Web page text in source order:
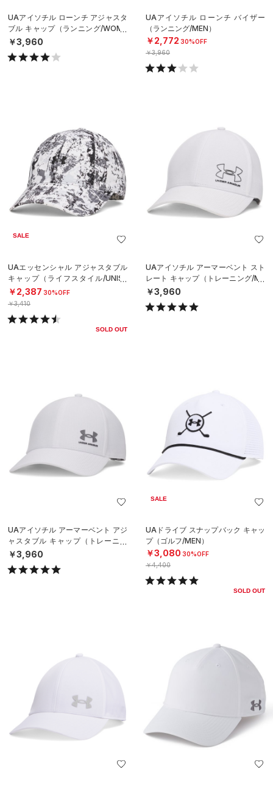
UAアイソチル ローンチ アジャスタ
ブル キャップ（ランニング/WOME
N）
￥3,960
UAアイソチル ローンチ バイザー
（ランニング/MEN）
￥2,772 30%OFF
￥3,960
SALE
UAエッセンシャル アジャスタブル
キャップ（ライフスタイル/UNISE
X）
￥2,387 30%OFF
￥3,410
SOLD OUT
UAアイソチル アーマーベント スト
レート キャップ（トレーニング/ME
N）
￥3,960
UAアイソチル アーマーベント アジ
ャスタブル キャップ（トレーニン
グ/MEN）
￥3,960
SALE
UAドライブ スナップバック キャッ
プ（ゴルフ/MEN）
￥3,080 30%OFF
￥4,400
SOLD OUT